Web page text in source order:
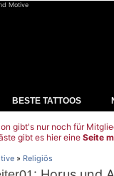
Motive
BESTE TATTOOS
gibt's nur noch für
gibt es hier eineSeite
» Religiös